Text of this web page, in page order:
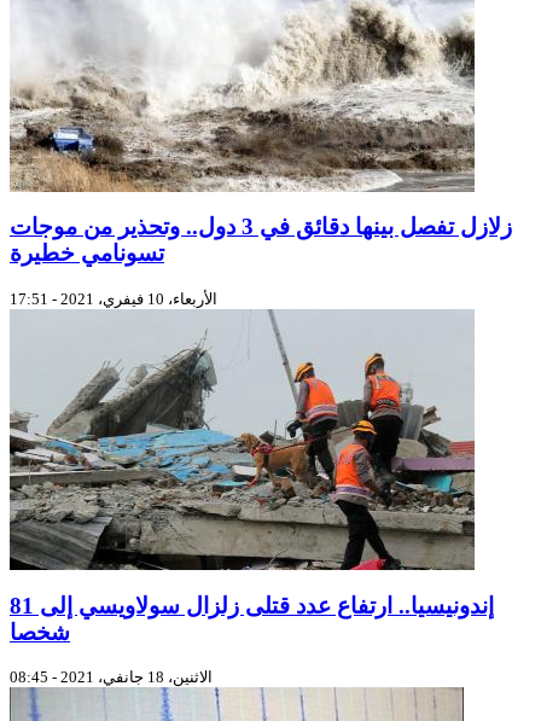
زلازل تفصل بينها دقائق في 3 دول.. وتحذير من موجات
تسونامي خطيرة
الأربعاء، 10 فيفري، 2021 - 17:51
إندونيسيا.. ارتفاع عدد قتلى زلزال سولاويسي إلى 81
شخصا
الاثنين، 18 جانفي، 2021 - 08:45